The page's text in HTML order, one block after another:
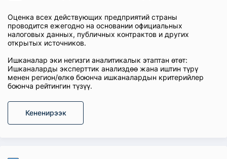
Оценка всех действующих предприятий страны
проводится ежегодно на основании официальных
налоговых данных, публичных контрактов и других
открытых источников.
Ишканалар эки негизги аналитикалык этаптан өтөт:
Ишканаларды эксперттик анализдөө жана иштин түрү
менен регион/өлкө боюнча ишканалардын критерийлер
боюнча рейтингин түзүү.
Кененирээк